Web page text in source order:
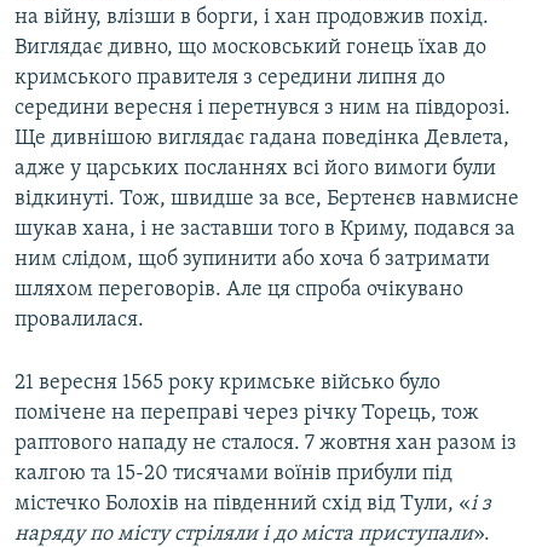
на війну, влізши в борги, і хан продовжив похід.
Виглядає дивно, що московський гонець їхав до
кримського правителя з середини липня до
середини вересня і перетнувся з ним на півдорозі.
Ще дивнішою виглядає гадана поведінка Девлета,
адже у царських посланнях всі його вимоги були
відкинуті. Тож, швидше за все, Бертенєв навмисне
шукав хана, і не заставши того в Криму, подався за
ним слідом, щоб зупинити або хоча б затримати
шляхом переговорів. Але ця спроба очікувано
провалилася.
21 вересня 1565 року кримське військо було
помічене на переправі через річку Торець, тож
раптового нападу не сталося. 7 жовтня хан разом із
калгою та 15-20 тисячами воїнів прибули під
містечко Болохів на південний схід від Тули, «і з
наряду по місту стріляли і до міста приступали».